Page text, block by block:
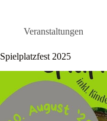
Veranstaltungen
Spielplatzfest 2025